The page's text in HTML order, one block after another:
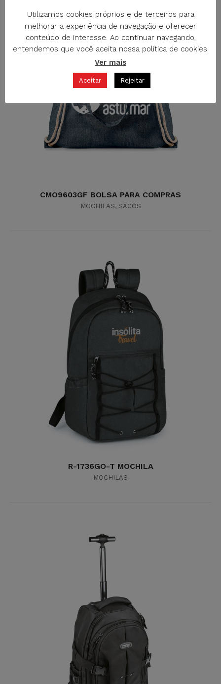
CMO9603GF BOLSA PARA COMPRAS
MOCHILAS, SACOS
R-1736GO-T MOCHILA
MOCHILAS
Utilizamos cookies próprios e de terceiros para
melhorar a experiência de navegação e oferecer
conteúdo de interesse. Ao continuar navegando,
entendemos que você aceita nossa política de cookies.
Ver mais
Aceitar Rejeitar